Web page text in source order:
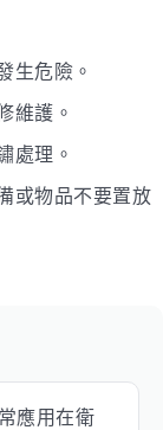
生危險。
維護。
處理。
或物品不要置放
應用在衛